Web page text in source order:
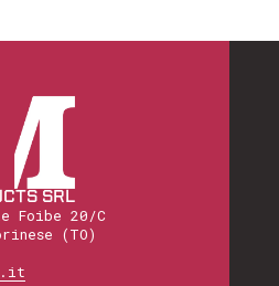
SRL
Foibe 20/C
(TO)